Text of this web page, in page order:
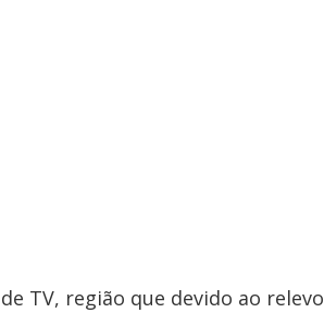
TV, região que devido ao relevo